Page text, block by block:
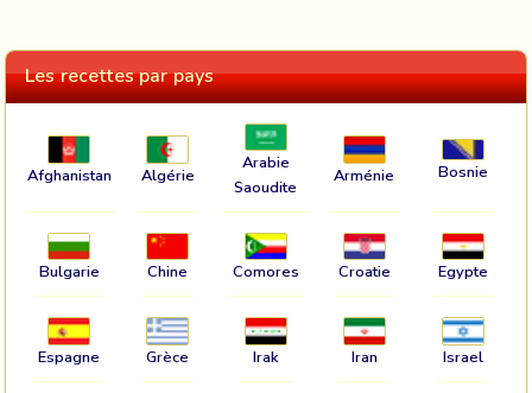
Les recettes par pays
Afghanistan Algérie
Arabie
Saoudite
Arménie Bosnie
Bulgarie Chine Comores Croatie Egypte
Espagne Grèce Irak Iran Israel